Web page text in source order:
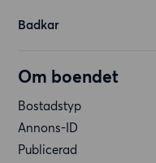
Badkar
Om boendet
Bostadstyp
Annons-ID
Publicerad